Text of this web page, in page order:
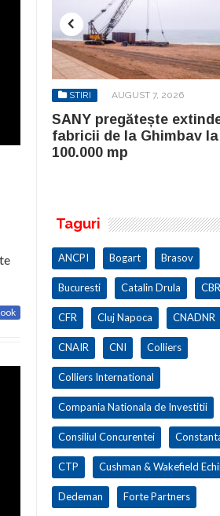
STIRI AUGUST 7, 2026
SANY pregătește
fabricii de la Ghimbav la
100.000 mp
Taguri
ANCPI Bogart Brasov
Bucuresti Catalin Drula
CFR Cluj Napoca CNADNR
CNAIR CNI Colliers
Colliers International
Compania Nationala de Investitii
Consiliul Concurentei
CTP Cushman & Wakefield
Dedeman Forte Partners